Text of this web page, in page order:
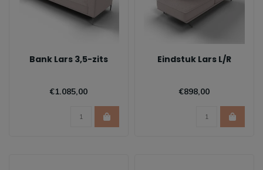
Bank Lars 3,5-zits
€1.085,00
Eindstuk Lars L/R
€898,00